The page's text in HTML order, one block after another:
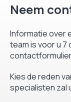
Neem
Informatie over
team is voor u 7
Kies de reden
specialisten zal